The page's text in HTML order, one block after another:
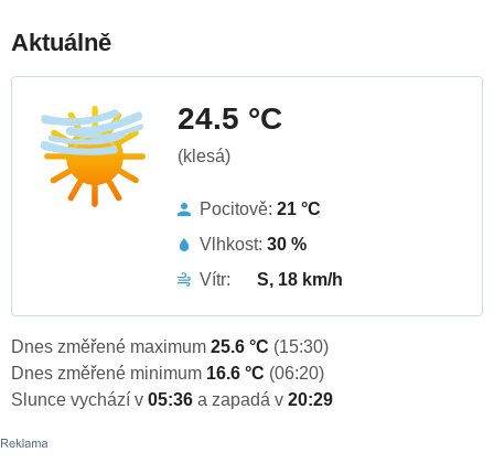
Aktuálně
24.5 °C
(klesá)
Pocitově: 21 °C
Vlhkost: 30 %
Vítr:
S, 18 km/h
Dnes změřené maximum 25.6 °C (15:30)
Dnes změřené minimum 16.6 °C (06:20)
Slunce vychází v 05:36 a zapadá v 20:29